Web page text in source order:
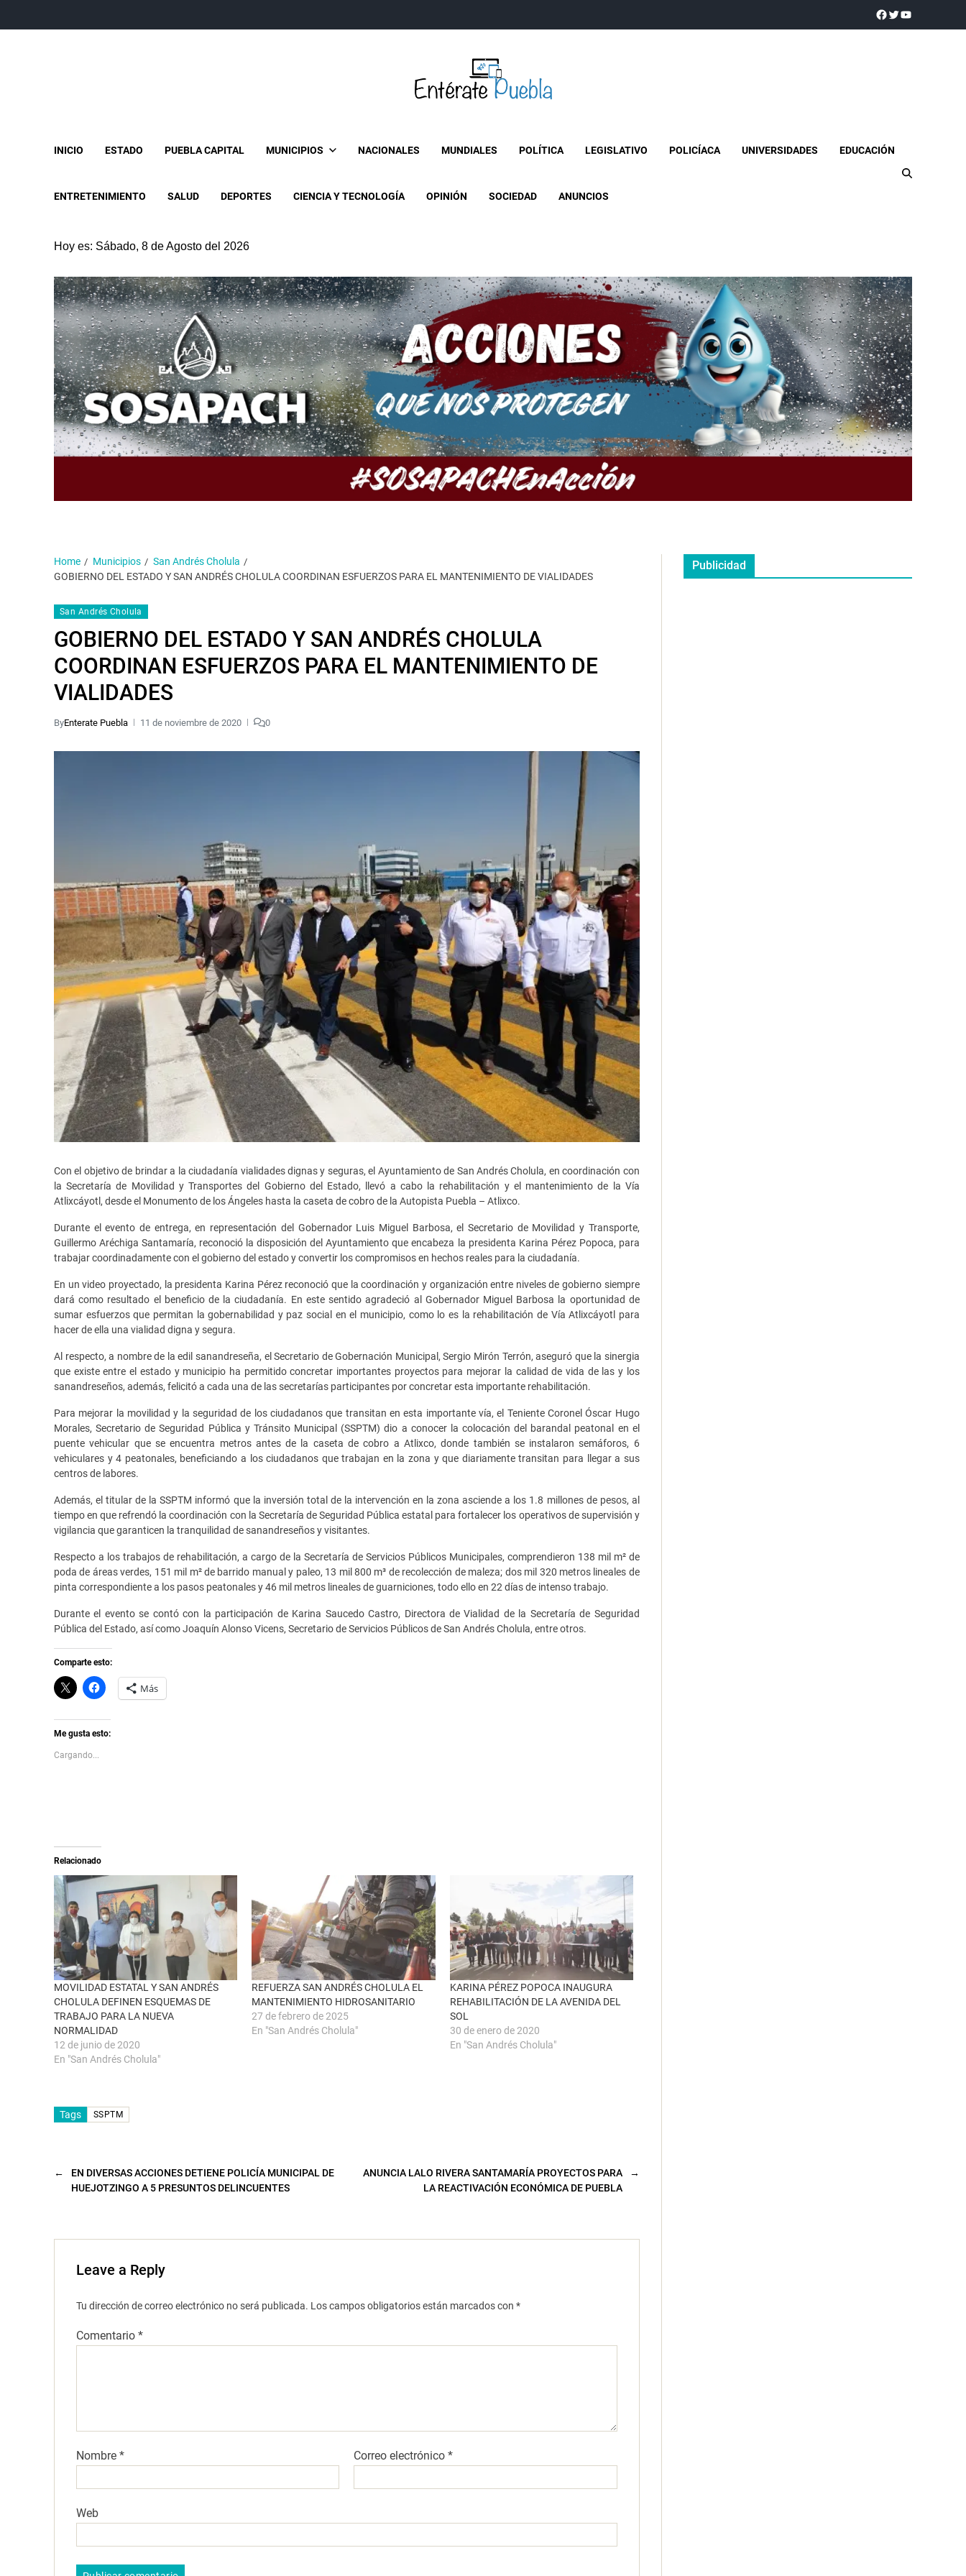
INICIO ESTADO PUEBLA CAPITAL MUNICIPIOS NACIONALES MUNDIALES POLÍTICA LEGISLATIVO POLICÍACA UNIVERSIDADES EDUCACIÓN
ENTRETENIMIENTO SALUD DEPORTES CIENCIA Y TECNOLOGÍA OPINIÓN SOCIEDAD ANUNCIOS
Hoy es: Sábado, 8 de Agosto del 2026
Home Municipios
San Andrés Cholula
GOBIERNO DEL ESTADO Y SAN ANDRÉS CHOLULA COORDINAN ESFUERZOS PARA EL MANTENIMIENTO DE VIALIDADES
San Andrés Cholula
GOBIERNO DEL ESTADO Y SAN ANDRÉS CHOLULA
COORDINAN ESFUERZOS PARA EL MANTENIMIENTO DE
VIALIDADES
ByEnterate Puebla 11 de noviembre de 2020 0
Con el objetivo de brindar a la ciudadanía vialidades dignas y seguras, el Ayuntamiento de San Andrés Cholula, en coordinación con
la Secretaría de Movilidad y Transportes del Gobierno del Estado, llevó a cabo la rehabilitación y el mantenimiento de la Vía
Atlixcáyotl, desde el Monumento de los Ángeles hasta la caseta de cobro de la Autopista Puebla – Atlixco.
Durante el evento de entrega, en representación del Gobernador Luis Miguel Barbosa, el Secretario de Movilidad y Transporte,
Guillermo Aréchiga Santamaría, reconoció la disposición del Ayuntamiento que encabeza la presidenta Karina Pérez Popoca, para
trabajar coordinadamente con el gobierno del estado y convertir los compromisos en hechos reales para la ciudadanía.
En un video proyectado, la presidenta Karina Pérez reconoció que la coordinación y organización entre niveles de gobierno siempre
dará como resultado el beneficio de la ciudadanía. En este sentido agradeció al Gobernador Miguel Barbosa la oportunidad de
sumar esfuerzos que permitan la gobernabilidad y paz social en el municipio, como lo es la rehabilitación de Vía Atlixcáyotl para
hacer de ella una vialidad digna y segura.
Al respecto, a nombre de la edil sanandreseña, el Secretario de Gobernación Municipal, Sergio Mirón Terrón, aseguró que la sinergia
que existe entre el estado y municipio ha permitido concretar importantes proyectos para mejorar la calidad de vida de las y los
sanandreseños, además, felicitó a cada una de las secretarías participantes por concretar esta importante rehabilitación.
Para mejorar la movilidad y la seguridad de los ciudadanos que transitan en esta importante vía, el Teniente Coronel Óscar Hugo
Morales, Secretario de Seguridad Pública y Tránsito Municipal (SSPTM) dio a conocer la colocación del barandal peatonal en el
puente vehicular que se encuentra metros antes de la caseta de cobro a Atlixco, donde también se instalaron semáforos, 6
vehiculares y 4 peatonales, beneficiando a los ciudadanos que trabajan en la zona y que diariamente transitan para llegar a sus
centros de labores.
Además, el titular de la SSPTM informó que la inversión total de la intervención en la zona asciende a los 1.8 millones de pesos, al
tiempo en que refrendó la coordinación con la Secretaría de Seguridad Pública estatal para fortalecer los operativos de supervisión y
vigilancia que garanticen la tranquilidad de sanandreseños y visitantes.
Respecto a los trabajos de rehabilitación, a cargo de la Secretaría de Servicios Públicos Municipales, comprendieron 138 mil m² de
poda de áreas verdes, 151 mil m² de barrido manual y paleo, 13 mil 800 m³ de recolección de maleza; dos mil 320 metros lineales de
pinta correspondiente a los pasos peatonales y 46 mil metros lineales de guarniciones, todo ello en 22 días de intenso trabajo.
Durante el evento se contó con la participación de Karina Saucedo Castro, Directora de Vialidad de la Secretaría de Seguridad
Pública del Estado, así como Joaquín Alonso Vicens, Secretario de Servicios Públicos de San Andrés Cholula, entre otros.
Comparte esto:
C
l
k
t
o
s
h
e
b
e
n
u
n
a
v
e
t
a
n
a
n
u
e
v
a
)
H
a
l
i
t
r
n
F
a
c
e
b
o
e
a
b
r
e
e
n
u
n
t
a
n
v
a
)
Más
Me gusta esto:
Cargando...
Relacionado
MOVILIDAD ESTATAL Y SAN ANDRÉS
CHOLULA DEFINEN ESQUEMAS DE
TRABAJO PARA LA NUEVA
NORMALIDAD
12 de junio de 2020
En "San Andrés Cholula"
REFUERZA SAN ANDRÉS CHOLULA EL
MANTENIMIENTO HIDROSANITARIO
27 de febrero de 2025
En "San Andrés Cholula"
KARINA PÉREZ POPOCA INAUGURA
REHABILITACIÓN DE LA AVENIDA DEL
SOL
30 de enero de 2020
En "San Andrés Cholula"
Tags SSPTM
←
EN DIVERSAS ACCIONES DETIENE POLICÍA MUNICIPAL DE
HUEJOTZINGO A 5 PRESUNTOS DELINCUENTES
→
ANUNCIA LALO RIVERA SANTAMARÍA PROYECTOS PARA
LA REACTIVACIÓN ECONÓMICA DE PUEBLA
Leave a Reply
Tu dirección de correo electrónico no será publicada. Los campos obligatorios están marcados con *
Comentario *
Nombre * Correo electrónico*
Web
Publicidad